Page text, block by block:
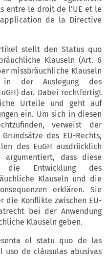
entre le droit de l’UE et le
de la Directive
stellt den Status quo
Klauseln (Art. 6
missbräuchliche Klauseln
in der Auslegung des
dar. Dabei rechtfertigt
Urteile und geht auf
ein. Um sich in diesen
verweist der
des EU-Rechts,
des EuGH ausdrücklich
argumentiert, dass diese
die Entwicklung des
Klauseln und die
erklären. Sie
die Konflikte zwischen EU-
bei der Anwendung
Klauseln geben.
el statu quo de las
uso de cláusulas abusivas